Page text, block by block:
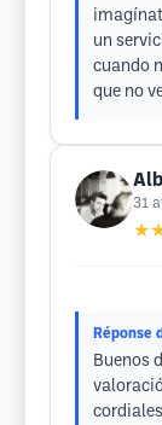
un
cuando
que no
31
Réponse
Buenos